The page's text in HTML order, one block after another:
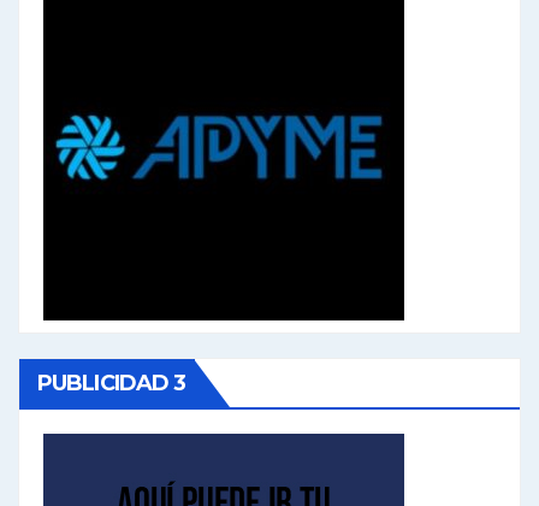
PUBLICIDAD 3